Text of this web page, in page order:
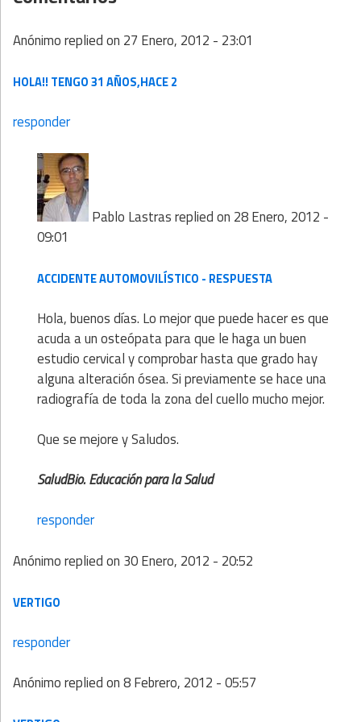
Anónimoreplied on 27 Enero, 2012 - 23:01
HOLA!! TENGO 31 AÑOS,HACE 2
responder
Pablo Lastrasreplied on 28 Enero, 2012 -
09:01
ACCIDENTE AUTOMOVILÍSTICO - RESPUESTA
Hola, buenos días. Lo mejor que puede hacer es que
acuda a un osteópata para que le haga un buen
estudio cervical y comprobar hasta que grado hay
alguna alteración ósea. Si previamente se hace una
radiografía de toda la zona del cuello mucho mejor.
Que se mejore y Saludos.
SaludBio. Educación para la Salud
responder
Anónimoreplied on 30 Enero, 2012 - 20:52
VERTIGO
responder
Anónimoreplied on8 Febrero, 2012 - 05:57